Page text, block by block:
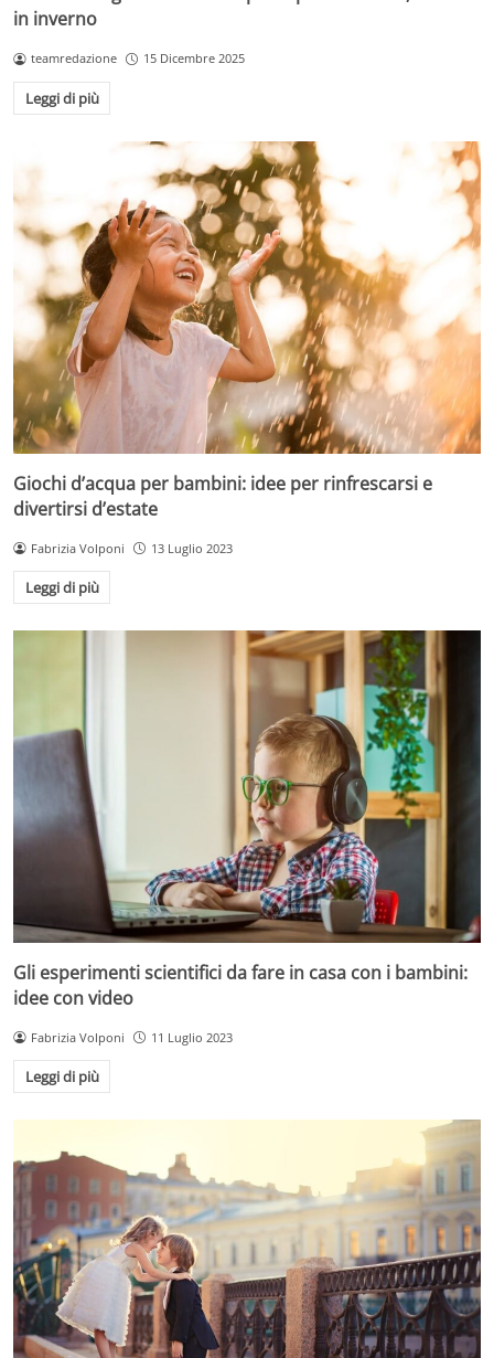
in inverno
teamredazione 15 Dicembre 2025
Leggi di più
Giochi d’acqua per bambini: idee per rinfrescarsi e
divertirsi d’estate
Fabrizia Volponi 13 Luglio 2023
Leggi di più
Gli esperimenti scientifici da fare in casa con i bambini:
idee con video
Fabrizia Volponi 11 Luglio 2023
Leggi di più